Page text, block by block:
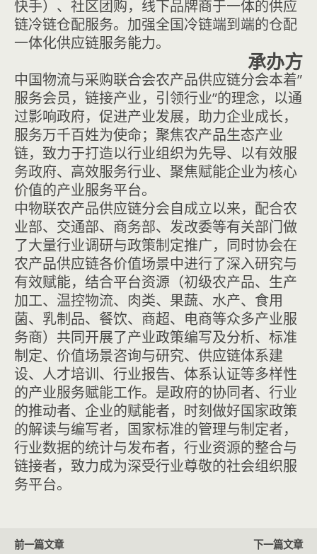
快手）、社区团购，线下品牌商于一体的供应
链冷链仓配服务。加强全国冷链端到端的仓配
一体化供应链服务能力。
承办方
中国物流与采购联合会农产品供应链分会本着”
服务会员，链接产业，引领行业”的理念，以通
过影响政府，促进产业发展，助力企业成长，
服务万千百姓为使命；聚焦农产品生态产业
链，致力于打造以行业组织为先导、以有效服
务政府、高效服务行业、聚焦赋能企业为核心
价值的产业服务平台。
中物联农产品供应链分会自成立以来，配合农
业部、交通部、商务部、发改委等有关部门做
了大量行业调研与政策制定推广，同时协会在
农产品供应链各价值场景中进行了深入研究与
有效赋能，结合平台资源（初级农产品、生产
加工、温控物流、肉类、果蔬、水产、食用
菌、乳制品、餐饮、商超、电商等众多产业服
务商）共同开展了产业政策编写及分析、标准
制定、价值场景咨询与研究、供应链体系建
设、人才培训、行业报告、体系认证等多样性
的产业服务赋能工作。是政府的协同者、行业
的推动者、企业的赋能者，时刻做好国家政策
的解读与编写者，国家标准的管理与制定者，
行业数据的统计与发布者，行业资源的整合与
链接者，致力成为深受行业尊敬的社会组织服
务平台。
前一篇文章 下一篇文章